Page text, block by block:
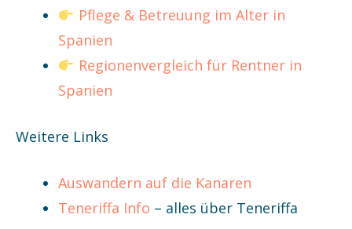
Pflege & Betreuung im Alter in
Spanien
Regionenvergleich für Rentner in
Spanien
Weitere Links
Auswandern auf die Kanaren
Teneriffa Info – alles über Teneriffa